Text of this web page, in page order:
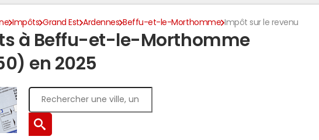
Impôts Grand Est Ardennes Beffu-et-le-Morthomme Impôt sur le revenu
à Beffu-et-le-Morthomme
en 2025